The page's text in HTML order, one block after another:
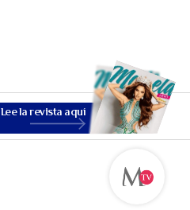
Lee la revista aquí